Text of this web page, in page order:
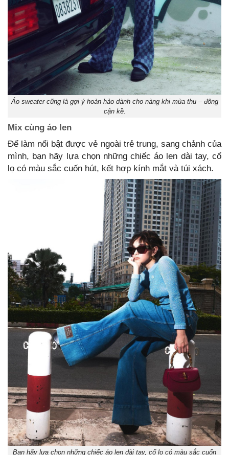
Áo sweater cũng là gợi ý hoàn hảo dành cho nàng khi mùa thu – đông
cận kề.
Mix cùng áo len
Để làm nổi bật được vẻ ngoài trẻ trung, sang chảnh của
mình, bạn hãy lựa chọn những chiếc áo len dài tay, cổ
lọ có màu sắc cuốn hút, kết hợp kính mắt và túi xách.
Bạn hãy lựa chọn những chiếc áo len dài tay, cổ lọ có màu sắc cuốn